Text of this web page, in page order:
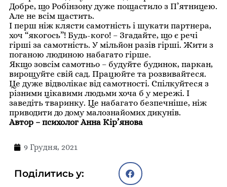
Добре, що Робінзону дуже пощастило з П’ятницею.
Але не всім щастить.
І перш ніж клясти самотність і шукати партнера,
хоч “якогось”! Будь-кого! – Згадайте, що є речі
гірші за самотність. У мільйон разів гірші. Жити з
поганою людиною набагато гірше.
Якщо зовсім самотньо – будуйте будинок, паркан,
вирощуйте свій сад. Працюйте та розвивайтеся.
Це дуже відволікає від самотності. Спілкуйтеся з
різними цікавими людьми хоча б у мережі. І
заведіть тваринку. Це набагато безпечніше, ніж
приводити до дому малознайомих дикунів.
Автор – психолог Анна Кір’янова
9 Грудня, 2021
Поділитись у: